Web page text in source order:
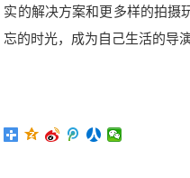
实的解决方案和更多样的拍摄
忘的时光，成为自己生活的导演